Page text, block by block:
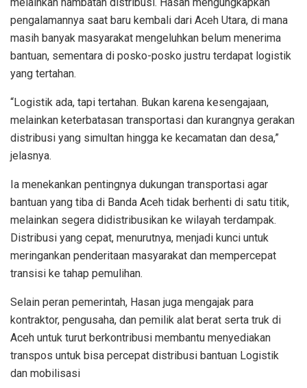
melainkan hambatan distribusi. Hasan mengungkapkan
pengalamannya saat baru kembali dari Aceh Utara, di mana
masih banyak masyarakat mengeluhkan belum menerima
bantuan, sementara di posko-posko justru terdapat logistik
yang tertahan.
“Logistik ada, tapi tertahan. Bukan karena kesengajaan,
melainkan keterbatasan transportasi dan kurangnya gerakan
distribusi yang simultan hingga ke kecamatan dan desa,”
jelasnya.
Ia menekankan pentingnya dukungan transportasi agar
bantuan yang tiba di Banda Aceh tidak berhenti di satu titik,
melainkan segera didistribusikan ke wilayah terdampak.
Distribusi yang cepat, menurutnya, menjadi kunci untuk
meringankan penderitaan masyarakat dan mempercepat
transisi ke tahap pemulihan.
Selain peran pemerintah, Hasan juga mengajak para
kontraktor, pengusaha, dan pemilik alat berat serta truk di
Aceh untuk turut berkontribusi membantu menyediakan
transpos untuk bisa percepat distribusi bantuan Logistik
dan mobilisasi